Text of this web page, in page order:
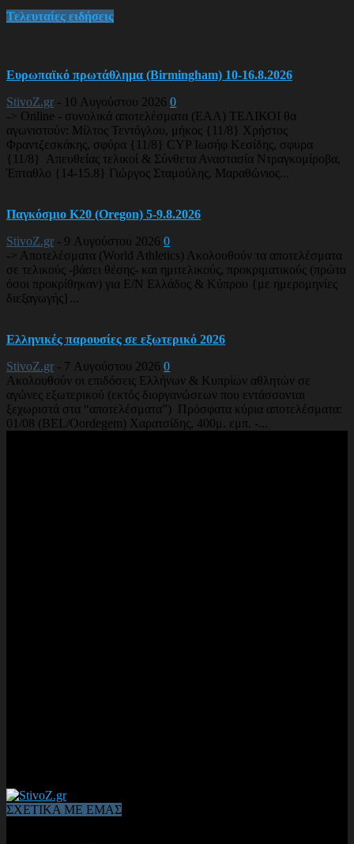
Τελευταίες ειδήσεις
Ευρωπαϊκό πρωτάθλημα (Birmingham) 10-16.8.2026
StivoZ.gr - 10 Αυγούστου 2026 0
-> Online - συνολικά αποτελέσματα (EAA) ΤΕΛΙΚΟΙ θα
αγωνιστούν: Μίλτος Τεντόγλου, μήκος {11/8} Χρήστος
Φραντζεσκάκης, σφύρα {11/8} CYP Ιωσήφ Κεσίδης, σφυρα
{11/8} Απευθείας τελικοί & Σύνθετα Αναστασία Ντραγκομίροβα,
Έπταθλο {14-15.8} Γιώργος Σταμούλης, Μαραθώνιος...
Παγκόσμιο Κ20 (Oregon) 5-9.8.2026
StivoZ.gr - 9 Αυγούστου 2026 0
-> Αποτελέσματα (World Athletics) Ακολουθούν τα αποτελέσματα
σε τελικούς -βάσει θέσης- και ημιτελικούς, προκριματικούς (πρώτα
όσοι προκρίθηκαν) για Ε/Ν Ελλάδος & Κύπρου {με ημερομηνίες
διεξαγωγής}...
Ελληνικές παρουσίες σε εξωτερικό 2026
StivoZ.gr - 7 Αυγούστου 2026 0
Ακολουθούν οι επιδόσεις Ελλήνων & Κυπρίων αθλητών σε
αγώνες εξωτερικού (εκτός διοργανώσεων που εντάσσονται
ξεχωριστά στα “αποτελέσματα”) Πρόσφατα κύρια αποτελέσματα:
01/08 (BEL/Oordegem) Χαρατσίδης, 400μ. εμπ. -...
ΣΧΕΤΙΚΑ ΜΕ ΕΜΑΣ